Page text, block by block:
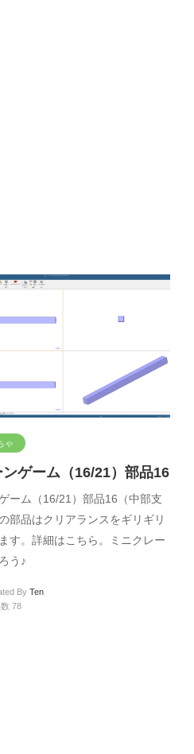
ゃ
ンゲーム（16/21）部品16
ーム（16/21）部品16（中部支
部品はクリアランスをギリギリ
す。詳細はこちら。ミニクレー
う♪
By Ten
78